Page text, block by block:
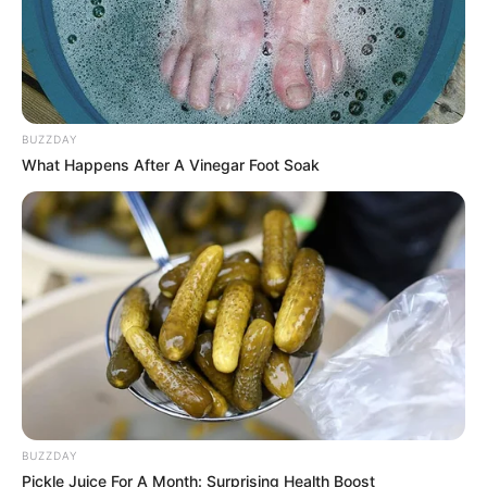
Wäre es nicht besser, wenn sich die Präsidenten und
Generäle mit Knüppeln gegenseitig erschlagen würden,
statt mit ihren Herdenarmeen so viele andere Menschen
zu ermorden?
weitere Kalauer
Quermania folgen: Impressum & Kontakt
Smartphone Startseite
BUZZDAY
What Happens After A Vinegar Foot Soak
BUZZDAY
Pickle Juice For A Month: Surprising Health Boost